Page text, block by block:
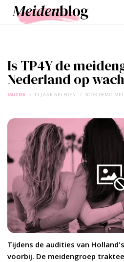
Is TP4Y de
Nederland op
MUZIEK 11 JAAR GELEDEN DOOR DEMO
Tijdens de audities van
voorbij. De meidengroep